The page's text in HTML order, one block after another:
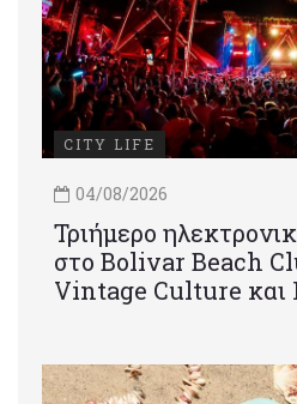
CITY LIFE
04/08/2026
Τριήμερο
στο Bolivar Beach
Vintage Culture και